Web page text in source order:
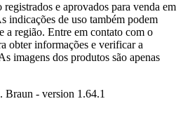
e aprovados para venda em
indicações de uso também podem
a região. Entre em contato com o
obter informações e verificar a
imagens dos produtos são apenas
Braun - version 1.64.1